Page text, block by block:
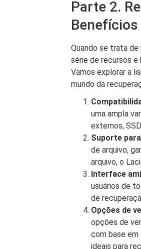
Parte 2.
Benefícios
Quando se trata
série de recursos e
Vamos explorar a
mundo da
uma ampla
externos,
Suporte
de arquivo,
arquivo, o
Interface
usuários de
de
Opções de
opções de
com base em
ideais para